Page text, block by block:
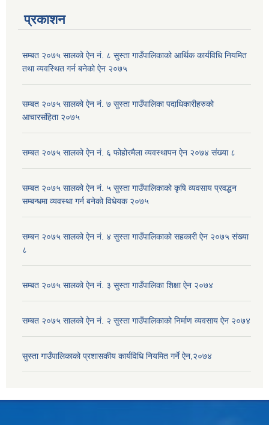
प्रकाशन
सम्बत २०७५ सालको ऐन नं. ८ सुस्ता गाउँपालिकाको आर्थिक कार्यविधि नियमित
तथा व्यवस्थित गर्न बनेको ऐन २०७५
सम्बत २०७५ सालको ऐन नं. ७ सुस्ता गाउँपालिका पदाधिकारीहरुको
आचारसंहिता २०७५
सम्बत २०७५ सालको ऐन नं. ६ फोहोरमैला व्यवस्थापन ऐन २०७४ संख्या ८
सम्बत २०७५ सालको ऐन नं. ५ सुस्ता गाउँपालिकाको कृषि व्यवसाय प्रवद्धन
सम्बन्धमा व्यवस्था गर्न बनेको विधेयक २०७५
सम्बन २०७५ सालको ऐन नं. ४ सुस्ता गाउँपालिकाको सहकारी ऐन २०७५ संख्या
८
सम्बत २०७५ सालको ऐन नं. ३ सुस्ता गाउँपालिका शिक्षा ऐन २०७४
सम्बत २०७५ सालको ऐन नं. २ सुस्ता गाउँपालिकाको निर्माण व्यवसाय ऐन २०७४
सुस्ता गाउँपालिकाको प्रशासकीय कार्यविधि नियमित गर्ने ऐन,२०७४